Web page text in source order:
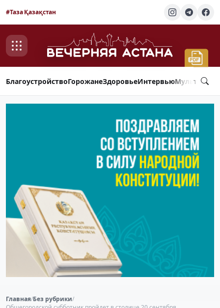
#Таза Қазақстан
БлагоустройствоГорожанеЗдоровьеИнтервью
Главная/Без рубрики/